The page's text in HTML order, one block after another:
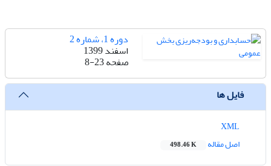
دوره 1، شماره 2
اسفند 1399
صفحه8-23
فایل ها
اصل مقاله
498.46 K